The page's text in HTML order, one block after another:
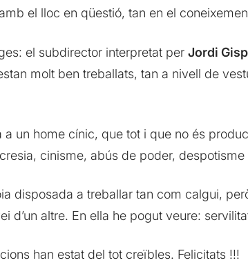
el lloc en qüestió, tan en el
el subdirector interpretat per Jordi
molt ben treballats, tan a nivell de
a un home cínic, que tot i que no és
cinisme, abús de poder, despotisme
disposada a treballar tan com calgui,
d’un altre. En ella he pogut veure:
han estat del tot creïbles. Felicitats !!!